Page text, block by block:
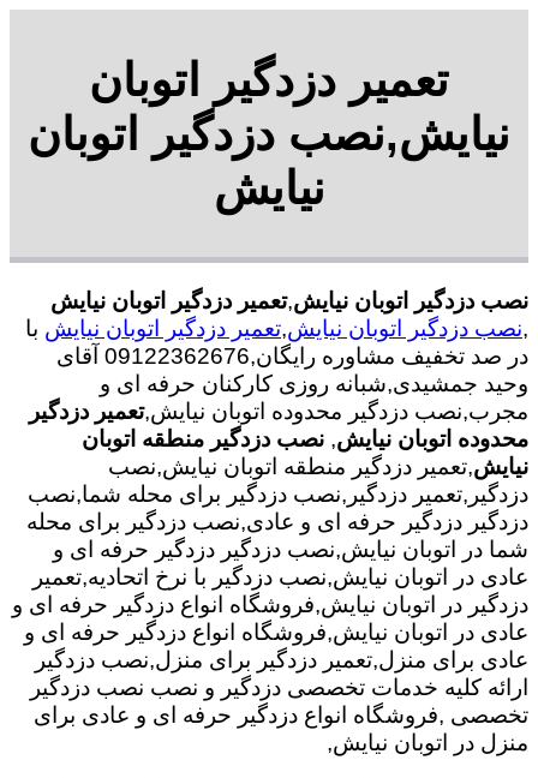
تعمیر دزدگیر اتوبان
نیایش,نصب دزدگیر اتوبان
نیایش
نصب دزدگیر اتوبان نیایش,تعمیر دزدگیر اتوبان نیایش
,نصب دزدگیر اتوبان نیایش,تعمیر دزدگیر اتوبان نیایش با
در صد تخفیف مشاوره رایگان,09122362676 آقای
وحید جمشیدی,شبانه روزی کارکنان حرفه ای و
مجرب,نصب دزدگیر محدوده اتوبان نیایش,تعمیر دزدگیر
محدوده اتوبان نیایش, نصب دزدگیر منطقه اتوبان
نیایش,تعمیر دزدگیر منطقه اتوبان نیایش,نصب
دزدگیر,تعمیر دزدگیر,نصب دزدگیر برای محله شما,نصب
دزدگیر دزدگیر حرفه ای و عادی,نصب دزدگیر برای محله
شما در اتوبان نیایش,نصب دزدگیر دزدگیر حرفه ای و
عادی در اتوبان نیایش,نصب دزدگیر با نرخ اتحادیه,تعمیر
دزدگیر در اتوبان نیایش,فروشگاه انواع دزدگیر حرفه ای و
عادی در اتوبان نیایش,فروشگاه انواع دزدگیر حرفه ای و
عادی برای منزل,تعمیر دزدگیر برای منزل,نصب دزدگیر
ارائه کلیه خدمات تخصصی دزدگیر و نصب نصب دزدگیر
تخصصی ,فروشگاه انواع دزدگیر حرفه ای و عادی برای
منزل در اتوبان نیایش,